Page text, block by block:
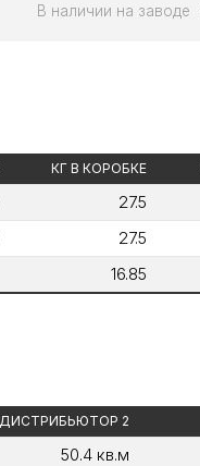
В наличии на заводе
КГ В КОРОБКЕ
27.5
27.5
16.85
ДИСТРИБЬЮТОР 2
50.4 кв.м